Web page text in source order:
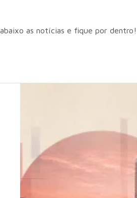
as notícias e fique por dentro!